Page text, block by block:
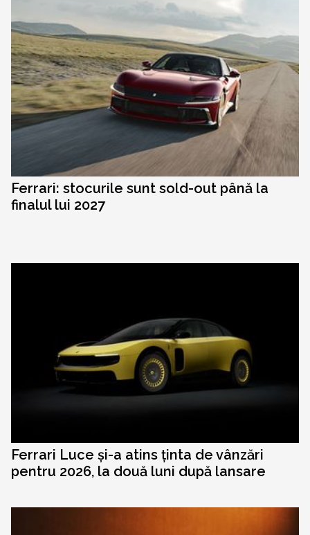
Ferrari: stocurile sunt sold-out până la
finalul lui 2027
Ferrari Luce și-a atins ținta de vânzări
pentru 2026, la două luni după lansare